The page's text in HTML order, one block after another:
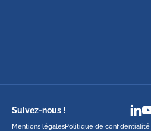
Suivez-nous !
Mentions légalesPolitique de confidentialité